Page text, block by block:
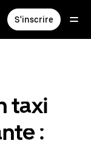
S'inscrire
taxi
: